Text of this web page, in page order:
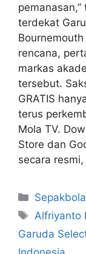
terdekat
rencana,
markas
tersebut.
GRATIS
terus
Mola TV.
Store dan
secara
Sepakbola
Alfriyanto
Garuda